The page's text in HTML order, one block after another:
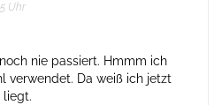
Uhr
nie passiert. Hmmm ich
verwendet. Da weiß ich jetzt
liegt.